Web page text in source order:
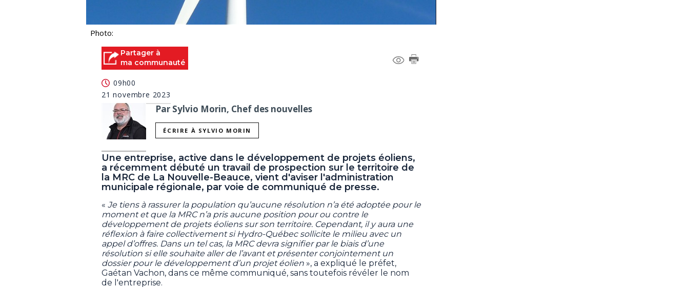
Photo:
Partager à
ma communauté
09h00
21 novembre 2023
Par Sylvio Morin, Chef des nouvelles
ÉCRIRE À SYLVIO MORIN
Une entreprise, active dans le développement de projets éoliens,
a récemment débuté un travail de prospection sur le territoire de
la MRC de La Nouvelle-Beauce, vient d'aviser l'administration
municipale régionale, par voie de communiqué de presse.
« Je tiens à rassurer la population qu’aucune résolution n’a été adoptée pour le
moment et que la MRC n’a pris aucune position pour ou contre le
développement de projets éoliens sur son territoire. Cependant, il y aura une
réflexion à faire collectivement si Hydro-Québec sollicite le milieu avec un
appel d’offres. Dans un tel cas, la MRC devra signifier par le biais d’une
résolution si elle souhaite aller de l’avant et présenter conjointement un
dossier pour le développement d’un projet éolien », a expliqué le préfet,
Gaétan Vachon, dans ce même communiqué, sans toutefois révéler le nom
de l'entreprise.